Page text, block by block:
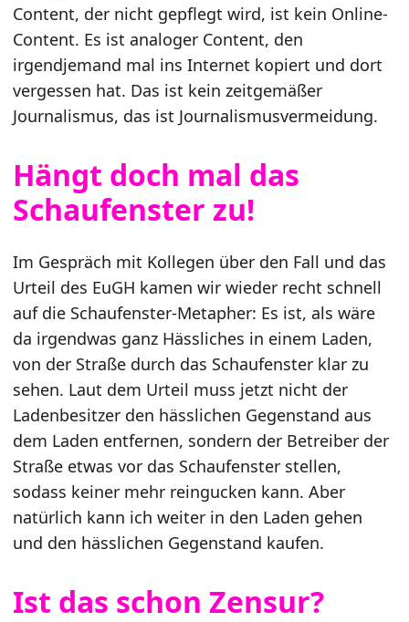
Content, der nicht gepflegt wird, ist kein Online-
Content. Es ist analoger Content, den
irgendjemand mal ins Internet kopiert und dort
vergessen hat. Das ist kein zeitgemäßer
Journalismus, das ist Journalismusvermeidung.
Hängt doch mal das
Schaufenster zu!
Im Gespräch mit Kollegen über den Fall und das
Urteil des EuGH kamen wir wieder recht schnell
auf die Schaufenster-Metapher: Es ist, als wäre
da irgendwas ganz Hässliches in einem Laden,
von der Straße durch das Schaufenster klar zu
sehen. Laut dem Urteil muss jetzt nicht der
Ladenbesitzer den hässlichen Gegenstand aus
dem Laden entfernen, sondern der Betreiber der
Straße etwas vor das Schaufenster stellen,
sodass keiner mehr reingucken kann. Aber
natürlich kann ich weiter in den Laden gehen
und den hässlichen Gegenstand kaufen.
Ist das schon Zensur?